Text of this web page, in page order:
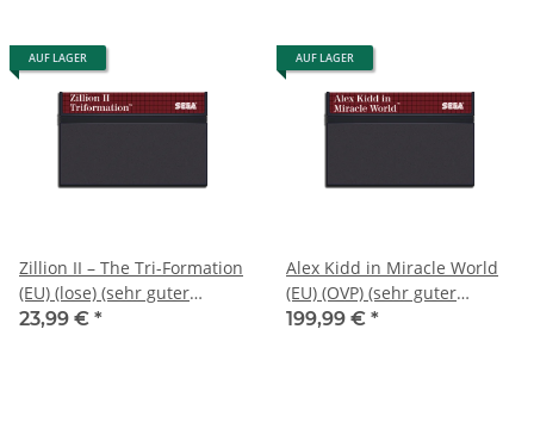
AUF LAGER
Zillion II – The Tri-Formation
(EU) (lose) (sehr guter
Zustand) - Sega Master
23,99 € *
AUF LAGER
Alex Kidd in Miracle World
(EU) (OVP) (sehr guter
Zustand) - Sega Master
199,99 € *